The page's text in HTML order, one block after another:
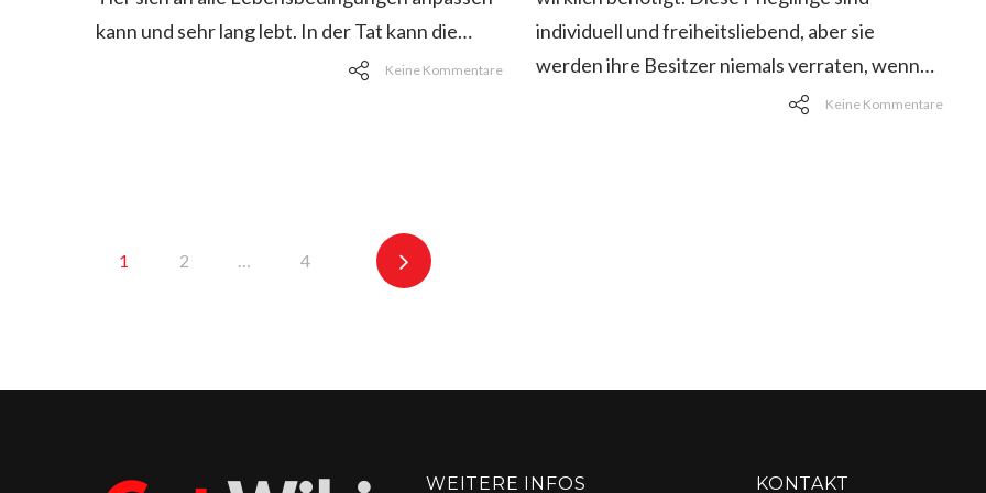
kann und sehr lang lebt. In der Tat kann die…
Keine Kommentare
individuell und freiheitsliebend, aber sie
werden ihre Besitzer niemals verraten, wenn…
Keine Kommentare
Seitennummerierung
1 2 … 4
WEITERE INFOS KONTAKT